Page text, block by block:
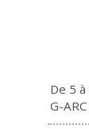
De 5
G-ARC